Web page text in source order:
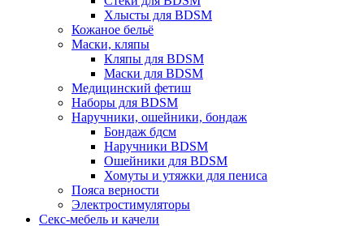
Хлысты для BDSM
Кожаное бельё
Маски, кляпы
Кляпы для BDSM
Маски для BDSM
Медицинский фетиш
Наборы для BDSM
Наручники, ошейники, бондаж
Бондаж бдсм
Наручники BDSM
Ошейники для BDSM
Хомуты и утяжки для пениса
Пояса верности
Электростимуляторы
Секс-мебель и качели